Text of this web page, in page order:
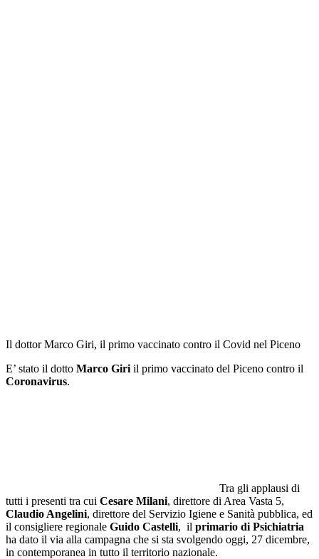
Il dottor Marco Giri, il primo vaccinato contro il Covid nel Piceno
E’ stato il dotto Marco Giri il primo vaccinato del Piceno contro il
Coronavirus.
Tra gli applausi di
tutti i presenti tra cui Cesare Milani, direttore di Area Vasta 5,
Claudio Angelini, direttore del Servizio Igiene e Sanità pubblica, ed
il consigliere regionale Guido Castelli, il primario di Psichiatria
ha dato il via alla campagna che si sta svolgendo oggi, 27 dicembre,
in contemporanea in tutto il territorio nazionale.